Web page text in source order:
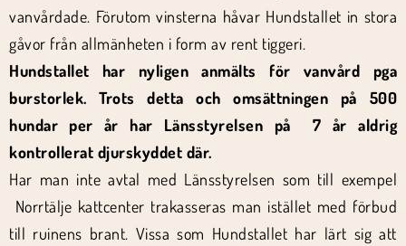
vanvårdade. Förutom vinsterna håvar Hundstallet in stora
gåvor från allmänheten i form av rent tiggeri.
Hundstallet har nyligen anmälts för vanvård pga
burstorlek. Trots detta och omsättningen på 500
hundar per år har Länsstyrelsen på 7 år aldrig
kontrollerat djurskyddet där.
Har man inte avtal med Länsstyrelsen som till exempel
Norrtälje kattcenter trakasseras man istället med förbud
till ruinens brant. Vissa som Hundstallet har lärt sig att